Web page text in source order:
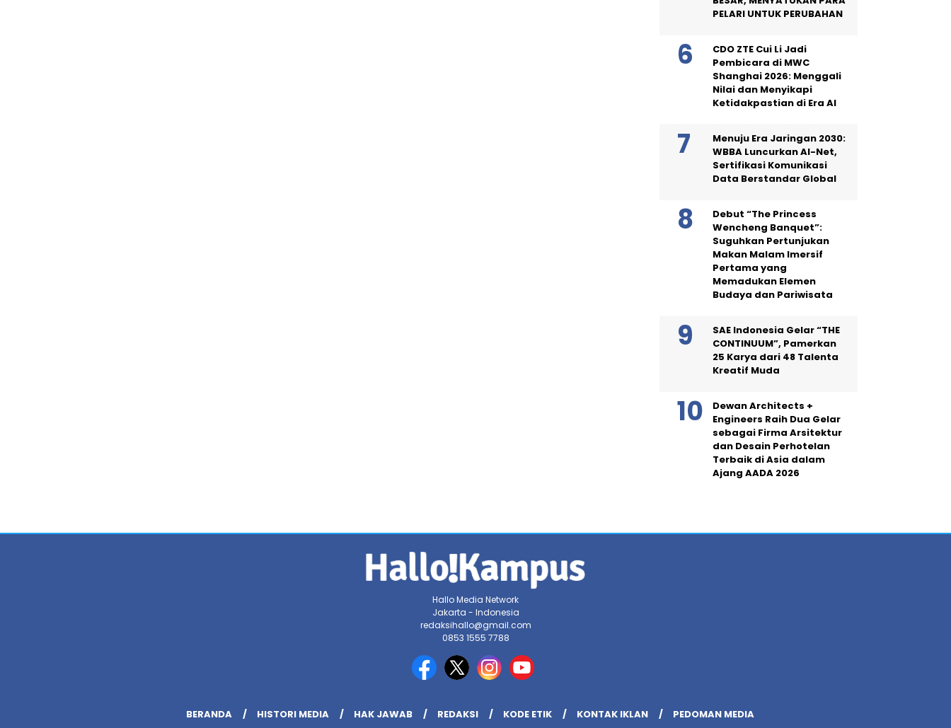
PELARI UNTUK PERUBAHAN
CDO ZTE Cui Li Jadi
Pembicara di MWC
Shanghai 2026: Menggali
Nilai dan Menyikapi
Ketidakpastian di Era AI
Menuju Era Jaringan 2030:
WBBA Luncurkan AI-Net,
Sertifikasi Komunikasi
Data Berstandar Global
Debut “The Princess
Wencheng Banquet”:
Suguhkan Pertunjukan
Makan Malam Imersif
Pertama yang
Memadukan Elemen
Budaya dan Pariwisata
SAE Indonesia Gelar “THE
CONTINUUM”, Pamerkan
25 Karya dari 48 Talenta
Kreatif Muda
Dewan Architects +
Engineers Raih Dua Gelar
sebagai Firma Arsitektur
dan Desain Perhotelan
Terbaik di Asia dalam
Ajang AADA 2026
Hallo Media Network
Jakarta - Indonesia
redaksihallo@gmail.com
0853 1555 7788
BERANDA HISTORI MEDIA HAK JAWAB REDAKSI KODE ETIK KONTAK IKLAN PEDOMAN MEDIA